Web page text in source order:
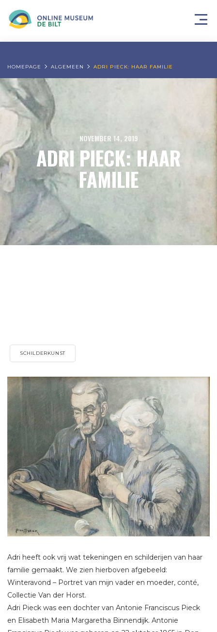
HOMEPAGE ALGEMEEN ADRI PIECK: HAAR FAMILIE
NOVEMBER 14, 2019
ADRI PIECK: HAAR
FAMILIE
SCHILDERKUNST
Adri heeft ook vrij wat tekeningen en schilderijen van haar
familie gemaakt. We zien hierboven afgebeeld:
Winteravond – Portret van mijn vader en moeder, conté,
Collectie Van der Horst.
Adri Pieck was een dochter van Antonie Franciscus Pieck
en Elisabeth Maria Margaretha Binnendijk. Antonie